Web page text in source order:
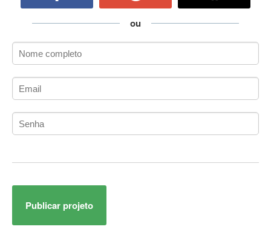
ActiveX Data Objects (ADO)
ADK
Administração Acadêmica
Administração de Artistas e Repertórios
Administração de Banco de Dados
Administração de Redes
Administrador de Sistemas
Adobe After Effects
Adobe AIR
ou
Publicar projeto